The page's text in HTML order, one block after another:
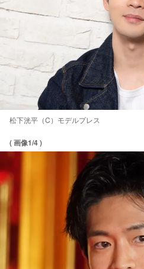
松下洸平（C）モデルプレス
( 画像1/4 )